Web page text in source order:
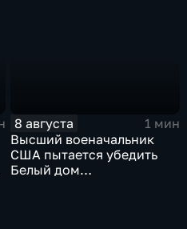
8 августа
1 мин
Высший военачальник
США пытается убедить
Белый дом